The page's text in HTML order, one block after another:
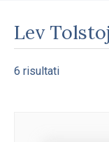
Lev Tolstoj
6 risultatiOrdina